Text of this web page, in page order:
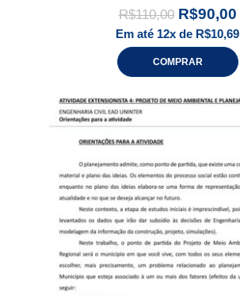
R$110,00 R$90,00
Em até 12x de R$10,69
COMPRAR